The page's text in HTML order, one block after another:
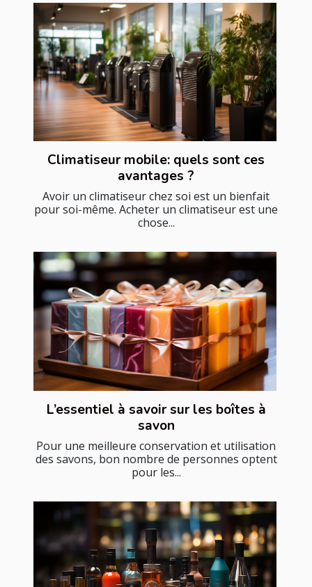
Climatiseur mobile: quels sont ces
avantages ?
Avoir un climatiseur chez soi est un bienfait
pour soi-même. Acheter un climatiseur est une
chose...
L’essentiel à savoir sur les boîtes à
savon
Pour une meilleure conservation et utilisation
des savons, bon nombre de personnes optent
pour les...